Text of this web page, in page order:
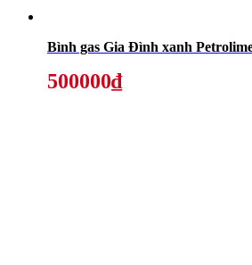
Bình gas Gia Đình xanh
500000₫